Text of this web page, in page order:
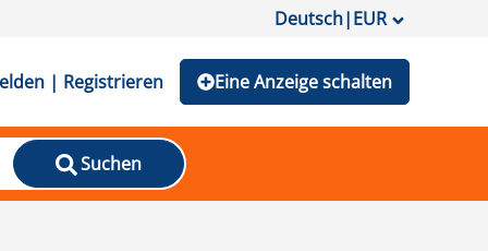
Deutsch|EUR
| Registrieren Eine Anzeige schalten
Suchen